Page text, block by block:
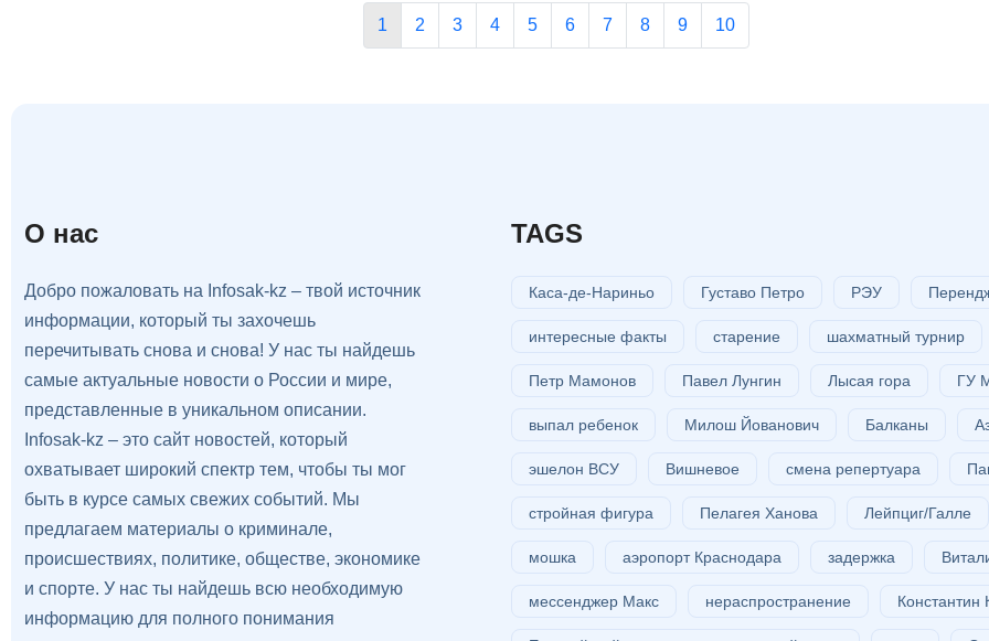
1 2 3 4 5 6 7 8 9 10
О нас
Добро пожаловать на Infosak-kz – твой источник
информации, который ты захочешь
перечитывать снова и снова! У нас ты найдешь
самые актуальные новости о России и мире,
представленные в уникальном описании.
Infosak-kz – это сайт новостей, который
охватывает широкий спектр тем, чтобы ты мог
быть в курсе самых свежих событий. Мы
предлагаем материалы о криминале,
происшествиях, политике, обществе, экономике
и спорте. У нас ты найдешь всю необходимую
информацию для полного понимания
TAGS
Каса-де-Нариньо Густаво Петро РЭУ
интересные факты старение шахматный турнир
Петр Мамонов Павел Лунгин Лысая гора ГУ
выпал ребенок Милош Йованович Балканы
эшелон ВСУ Вишневое смена репертуара
стройная фигура Пелагея Ханова Лейпциг/Галле
мошка аэропорт Краснодара задержка
мессенджер Макс нераспространение Константин